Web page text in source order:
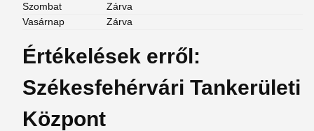
Szombat
Zárva
Vasárnap
Zárva
Értékelések erről:
Székesfehérvári Tankerületi
Központ